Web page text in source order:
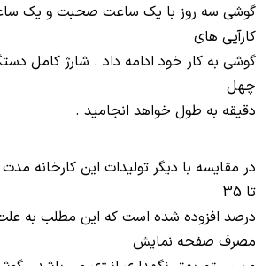
گوشی سه روز با یک ساعت صحبت و یک
کارآیی های
گوشی به کار خود ادامه داد . شارژ کامل
چهل
دقیقه به طول خواهد انجامید .
در مقایسه با دیگر تولیدات این کارخانه
تا 35
درصد افزوده شده است که این مطلب به
مصرف صفحه نمایش